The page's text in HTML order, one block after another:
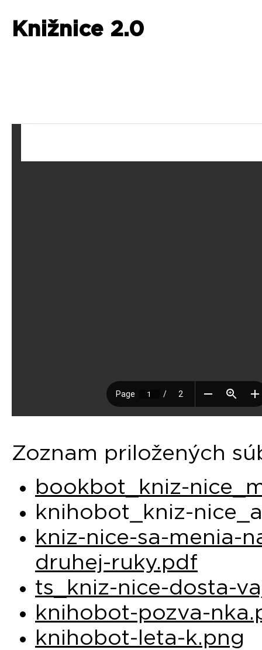
Knižnice 2.0
Zoznam priložených
bookbot_kniz-
knihobot_kniz-
kniz-nice-sa-menia-
druhej-ruky.pdf
ts_kniz-nice-dosta-
knihobot-pozva-
knihobot-leta-k.png